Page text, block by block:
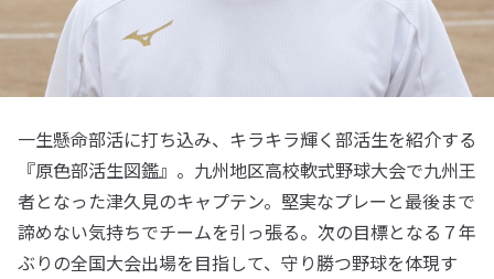
一生懸命部活に打ち込み、キラキラ輝く部活生を紹介する
『原色部活生図鑑』。九州地区高校軟式野球大会で九州王
者となった津久見のキャプテン。堅実なプレーと最後まで
諦めない気持ちでチームを引っ張る。次の目標となる７年
ぶりの全国大会出場を目指して、守り勝つ野球を体現す